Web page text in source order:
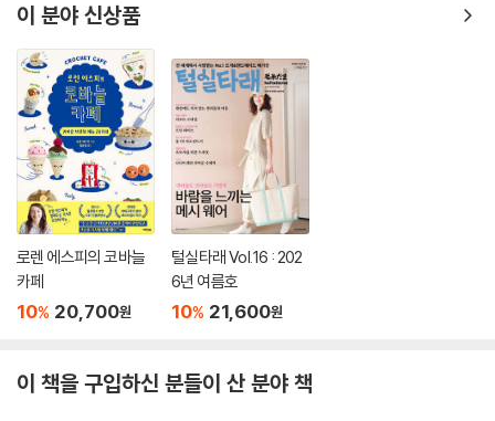
이 분야 신상품
로렌 에스피의 코바늘
카페
10% 20,700원
털실타래 Vol.16 : 202
6년 여름호
10% 21,600원
이 책을 구입하신 분들이 산 분야 책